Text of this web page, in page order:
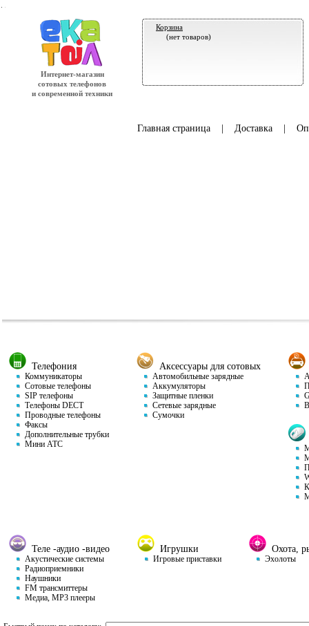
Интернет-магазин
сотовых телефонов
и современной техники
Корзина
(нет товаров)
Главная страница| Доставка|
Телефония
Коммуникаторы
Сотовые телефоны
SIP телефоны
Телефоны DECT
Проводные телефоны
Факсы
Дополнительные трубки
Мини АТС
Аксессуары для сотовых
Автомобильные зарядные
Аккумуляторы
Защитные пленки
Сетевые зарядные
Сумочки
Теле -аудио -видео
Акустические системы
Радиоприемники
Наушники
FM трансмиттеры
Медиа, MP3 плееры
Игрушки
Игровые приставки
Охота,
Эхолоты